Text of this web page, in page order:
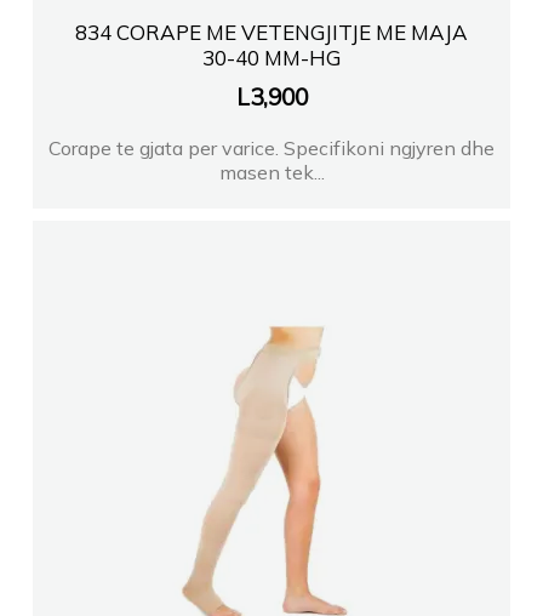
834 CORAPE ME VETENGJITJE ME MAJA
30-40 MM-HG
L3,900
Corape te gjata per varice. Specifikoni ngjyren dhe
masen tek...